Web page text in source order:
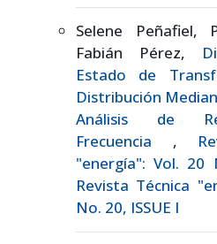
Selene Peñafiel,
Fabián Pérez,
Estado de
Distribución
Análisis de
Frecuencia ,
"energía": Vol. 20
Revista Técnica
No. 20, ISSUE I